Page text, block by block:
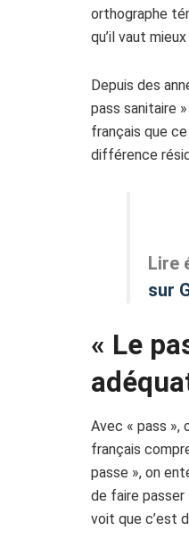
orthographe
qu’il vaut
Depuis des
pass sanitaire
français que
différence
Lire
sur
« Le
Avec « pass »,
français
passe », on
de faire passer
voit que c’est